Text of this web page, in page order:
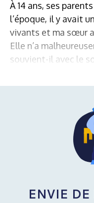
À 14 ans, ses
l’époque, il y avait
vivants et ma sœur
Elle n’a
souvient-il avec le
ENVIE DE